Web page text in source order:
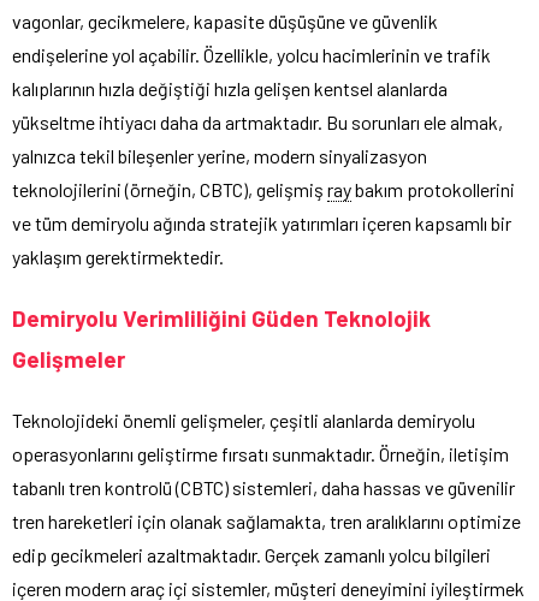
vagonlar, gecikmelere, kapasite düşüşüne ve güvenlik
endişelerine yol açabilir. Özellikle, yolcu hacimlerinin ve trafik
kalıplarının hızla değiştiği hızla gelişen kentsel alanlarda
yükseltme ihtiyacı daha da artmaktadır. Bu sorunları ele almak,
yalnızca tekil bileşenler yerine, modern sinyalizasyon
teknolojilerini (örneğin, CBTC), gelişmiş raybakım protokollerini
ve tüm demiryolu ağında stratejik yatırımları içeren kapsamlı bir
yaklaşım gerektirmektedir.
Demiryolu Verimliliğini Güden Teknolojik
Gelişmeler
Teknolojideki önemli gelişmeler, çeşitli alanlarda demiryolu
operasyonlarını geliştirme fırsatı sunmaktadır. Örneğin, iletişim
tabanlı tren kontrolü (CBTC) sistemleri, daha hassas ve güvenilir
tren hareketleri için olanak sağlamakta, tren aralıklarını optimize
edip gecikmeleri azaltmaktadır. Gerçek zamanlı yolcu bilgileri
içeren modern araç içi sistemler, müşteri deneyimini iyileştirmek